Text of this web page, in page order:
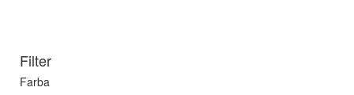
Filter
Farba